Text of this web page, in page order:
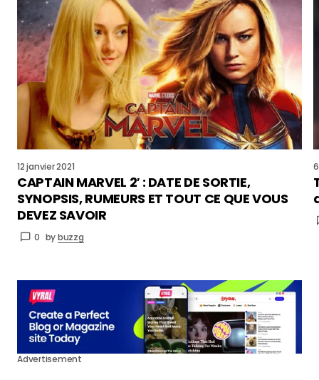
12 janvier 2021
CAPTAIN MARVEL 2′ : DATE DE SORTIE,
SYNOPSIS, RUMEURS ET TOUT CE QUE VOUS
DEVEZ SAVOIR
0 bybuzzg
Advertisement